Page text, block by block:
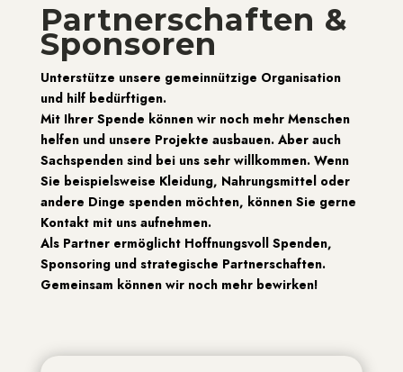
Partnerschaften &
Sponsoren
Unterstütze unsere gemeinnützige Organisation
und hilf bedürftigen.
Mit Ihrer Spende können wir noch mehr Menschen
helfen und unsere Projekte ausbauen. Aber auch
Sachspenden sind bei uns sehr willkommen. Wenn
Sie beispielsweise Kleidung, Nahrungsmittel oder
andere Dinge spenden möchten, können Sie gerne
Kontakt mit uns aufnehmen.
Als Partner ermöglicht Hoffnungsvoll Spenden,
Sponsoring und strategische Partnerschaften.
Gemeinsam können wir noch mehr bewirken!